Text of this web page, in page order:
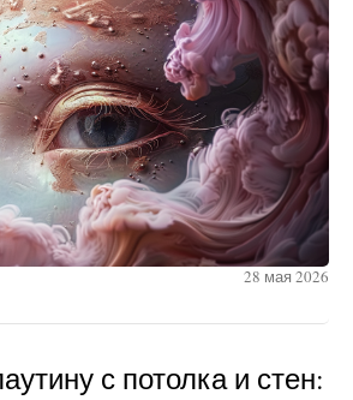
28 мая 2026
с потолка и стен: